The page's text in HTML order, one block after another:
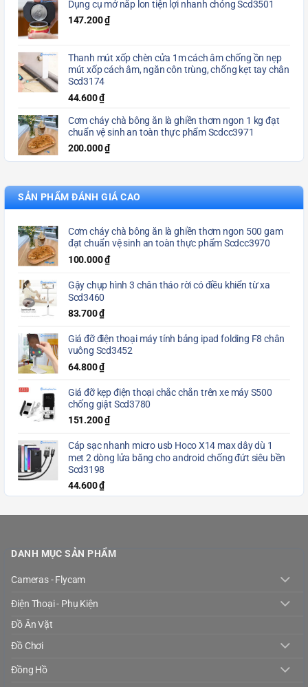
Dụng cụ mở nắp lon tiện lợi nhanh chóng Scd3501
147.200₫
Thanh mút xốp chèn cửa 1m cách âm chống ồn nẹp
mút xốp cách âm, ngăn côn trùng, chống kẹt tay chân
Scd3174
44.600₫
Cơm cháy chà bông ăn là ghiền thơm ngon 1 kg đạt
chuẩn vệ sinh an toàn thực phẩm Scdcc3971
200.000₫
SẢN PHẨM ĐÁNH GIÁ CAO
Cơm cháy chà bông ăn là ghiền thơm ngon 500 gam
đạt chuẩn vệ sinh an toàn thực phẩm Scdcc3970
100.000₫
Gậy chụp hình 3 chân tháo rời có điều khiển từ xa
Scd3460
83.700₫
Giá đỡ điện thoại máy tính bảng ipad folding F8 chân
vuông Scd3452
64.800₫
Giá đỡ kẹp điện thoại chắc chắn trên xe máy S500
chống giật Scd3780
151.200₫
Cáp sạc nhanh micro usb Hoco X14 max dây dù 1
met 2 dòng lửa băng cho android chống đứt siêu bền
Scd3198
44.600₫
DANH MỤC SẢN PHẨM
Cameras - Flycam
Điện Thoại - Phụ Kiện
Đồ Ăn Vặt
Đồ Chơi
Đồng Hồ